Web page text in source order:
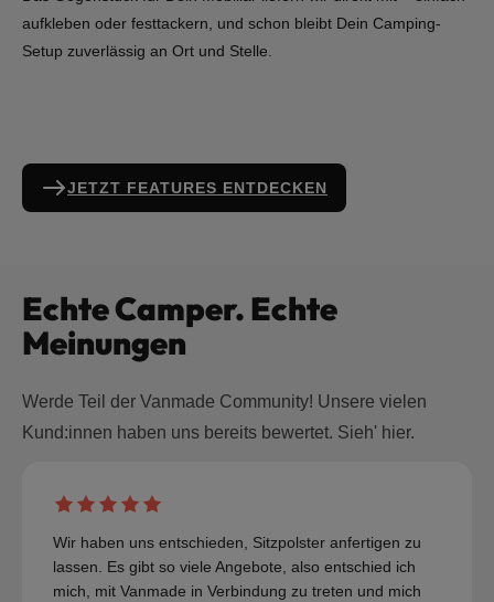
aufkleben oder festtackern, und schon bleibt Dein Camping-
Setup zuverlässig an Ort und Stelle.
JETZT FEATURES ENTDECKEN
Echte Camper. Echte
Meinungen
Werde Teil der Vanmade Community! Unsere vielen
Kund:innen haben uns bereits bewertet. Sieh' hier.
Wir haben uns entschieden, Sitzpolster anfertigen zu
lassen. Es gibt so viele Angebote, also entschied ich
mich, mit Vanmade in Verbindung zu treten und mich